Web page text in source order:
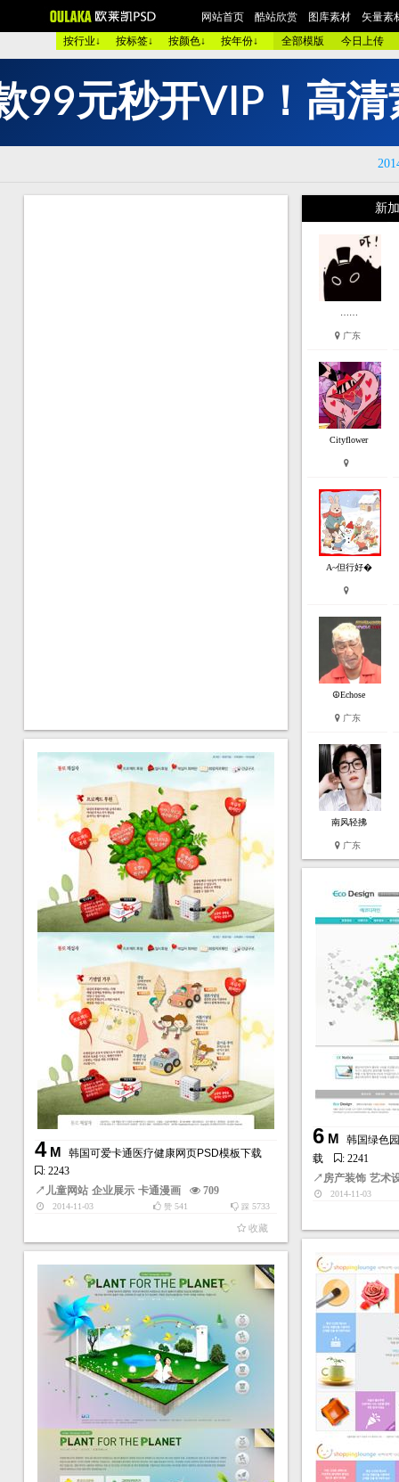
网站首页 酷站欣赏 图库素材
矢量素材
按行业↓
按标签↓ 按颜色↓ 按年份↓ 全部模版 今日上传
图 库： 欧美酷图 平面设计 艺术摄影 包装设计 时装展示 酷
颜 色 >> 黑色酷站 白色酷站 红色酷站 蓝色酷站 紫
艺
购物商店 网络游戏 个人网站 集团企业 酒店宾馆 金
数码相机 珠宝首饰 庆
紫色模板
欧莱凯APP端下载
9
9 元
新
广东
Cityflower
A~但行好�
☮Echose
广东
南风轻拂
广东
4M
韩国可爱卡通医疗健康网页PSD模板下载
: 2243
↗儿童网站 企业展示 卡通漫画 709
2014-11-03 踩 5733
赞541
收藏
6M
韩国绿色
载
: 2241
↗房产装饰 艺术
2014-11-03